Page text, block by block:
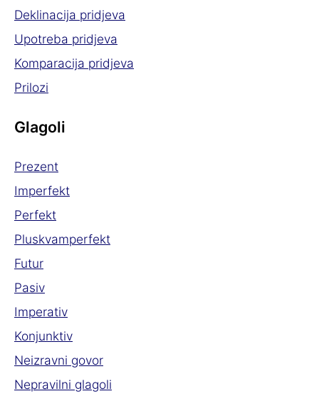
Deklinacija pridjeva
Upotreba pridjeva
Komparacija pridjeva
Prilozi
Glagoli
Prezent
Imperfekt
Perfekt
Pluskvamperfekt
Futur
Pasiv
Imperativ
Konjunktiv
Neizravni govor
Nepravilni glagoli